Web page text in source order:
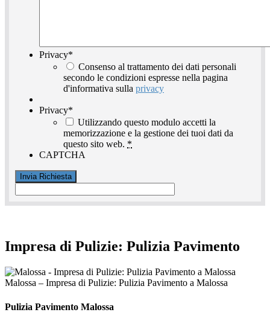
Privacy*
Consenso al trattamento dei dati personali
secondo le condizioni espresse nella pagina
d'informativa sulla privacy
Privacy*
Utilizzando questo modulo accetti la
memorizzazione e la gestione dei tuoi dati da
questo sito web. *
CAPTCHA
Impresa di Pulizie: Pulizia Pavimento
Malossa – Impresa di Pulizie: Pulizia Pavimento a Malossa
Pulizia Pavimento Malossa